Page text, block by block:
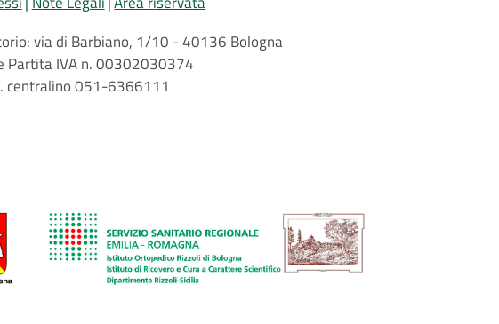
via di Barbiano, 1/10 - 40136 Bologna
Partita IVA n. 00302030374
centralino 051-6366111